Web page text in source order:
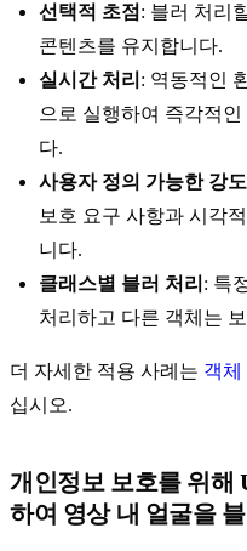
선택적 초점 : 블러 처리
콘텐츠를 유지합니다.
실시간 처리 : 역동적인
으로 실행하여 즉각적
다.
사용자 정의 가능한 강도
보호 요구 사항과 시각
니다.
클래스별 블러 처리 : 특
처리하고 다른 객체는
더 자세한 적용 사례는 객체
십시오.
개인정보 보호를 위해
하여 영상 내 얼굴을